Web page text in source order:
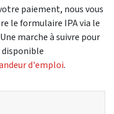
paiement, nous vous
le formulaire IPA via le
marche à suivre pour
d'emploi.